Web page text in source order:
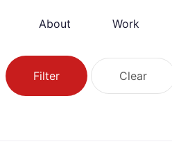
About Work
Filter Clear